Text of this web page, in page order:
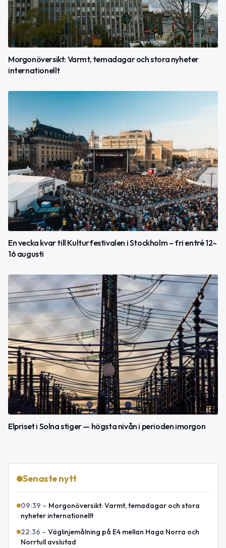
Morgonöversikt: Varmt, temadagar och stora nyheter
internationellt
En vecka kvar till Kulturfestivalen i Stockholm – fri entré 12–
16 augusti
Elpriset i Solna stiger — högsta nivån i perioden imorgon
Senaste nytt
09:39 – Morgonöversikt: Varmt, temadagar och stora
nyheter internationellt
22:36 – Väglinjemålning på E4 mellan Haga Norra och
Norrtull avslutad